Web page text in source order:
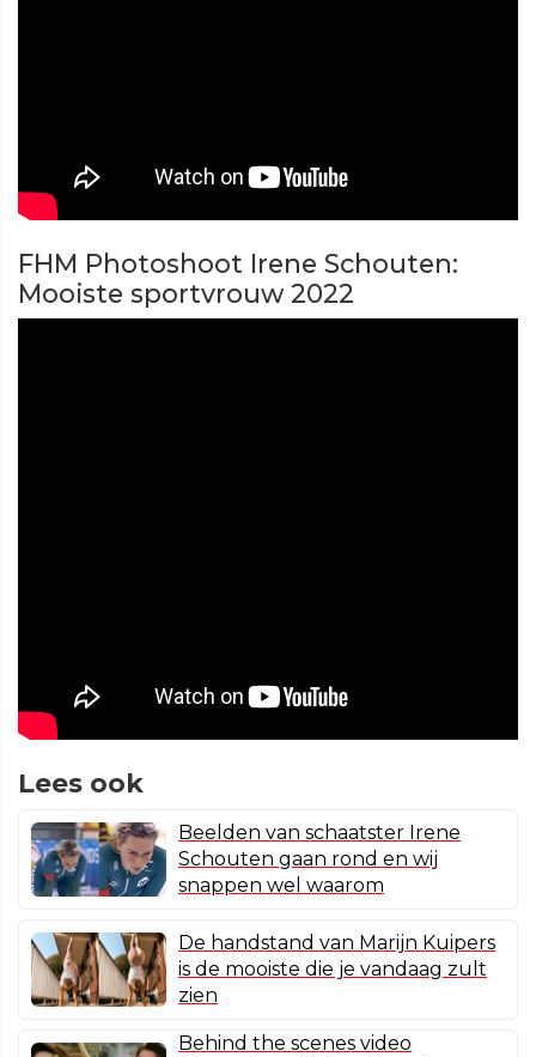
FHM Photoshoot Irene Schouten:
Mooiste sportvrouw 2022
Lees ook
Beelden van schaatster Irene
Schouten gaan rond en wij
snappen wel waarom
De handstand van Marijn Kuipers
is de mooiste die je vandaag zult
zien
Behind the scenes video